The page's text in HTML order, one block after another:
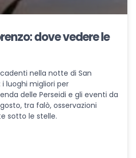
dove vedere le
nella notte di San
luoghi migliori per
delle Perseidi e gli eventi da
tra falò, osservazioni
sotto le stelle.